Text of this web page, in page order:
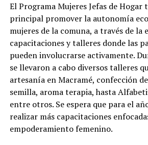
El Programa Mujeres Jefas de Hogar
principal promover la autonomía
mujeres de la comuna, a través de la
capacitaciones y talleres donde las
pueden involucrarse activamente.
se llevaron a cabo diversos talleres
artesanía en Macramé, confección
semilla, aroma terapia, hasta
entre otros. Se espera que para el
realizar más capacitaciones
empoderamiento femenino.